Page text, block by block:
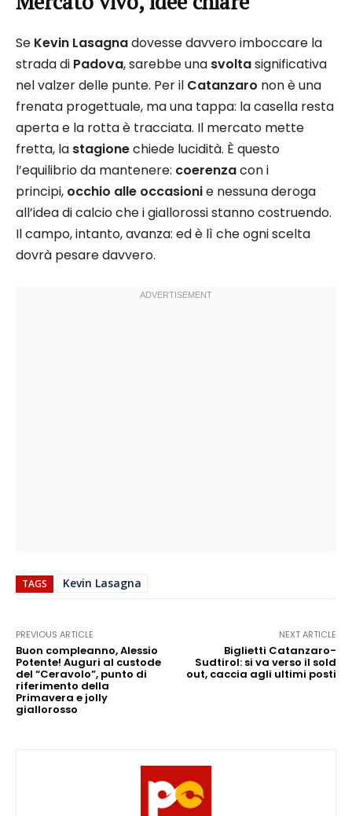
Se Kevin Lasagnadovesse davvero imboccare la
strada di Padova, sarebbe una svoltasignificativa
nel valzer delle punte. Per il Catanzaro non è una
frenata progettuale, ma una tappa: la casella resta
aperta e la rotta è tracciata. Il mercato mette
fretta, la stagionechiede lucidità. È questo
l’equilibrio da mantenere: coerenzacon i
principi, occhio alle occasionie nessuna deroga
all’idea di calcio che i giallorossi stanno costruendo.
Il campo, intanto, avanza: ed è lì che ogni scelta
dovrà pesare davvero.
TAGS Kevin Lasagna
PREVIOUS ARTICLE
Buon compleanno, Alessio
Potente! Auguri al custode
del “Ceravolo”, punto di
riferimento della
Primavera e jolly
giallorosso
NEXT ARTICLE
Biglietti Catanzaro-
Sudtirol: si va verso il sold
out, caccia agli ultimi posti